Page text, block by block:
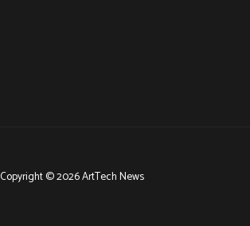
Copyright © 2026 ArtTech News